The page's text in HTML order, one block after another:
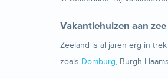
Vakantiehuizen aan
Zeeland is al jaren erg in
zoals Domburg, Burgh